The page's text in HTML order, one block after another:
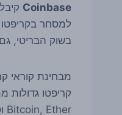
Coinbase
למסחר
בשוק הבריטי,
מבחינת קוראי
קריפטו גדולות
Bitcoin, Ether וטוקנים נוספים.